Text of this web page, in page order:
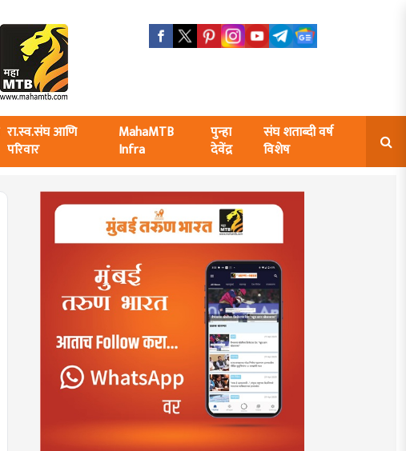
रा.स्व.संघ आणि
परिवार
MahaMTB
Infra
पुन्हा
देवेंद्र
संघ शताब्दी वर्ष
विशेष